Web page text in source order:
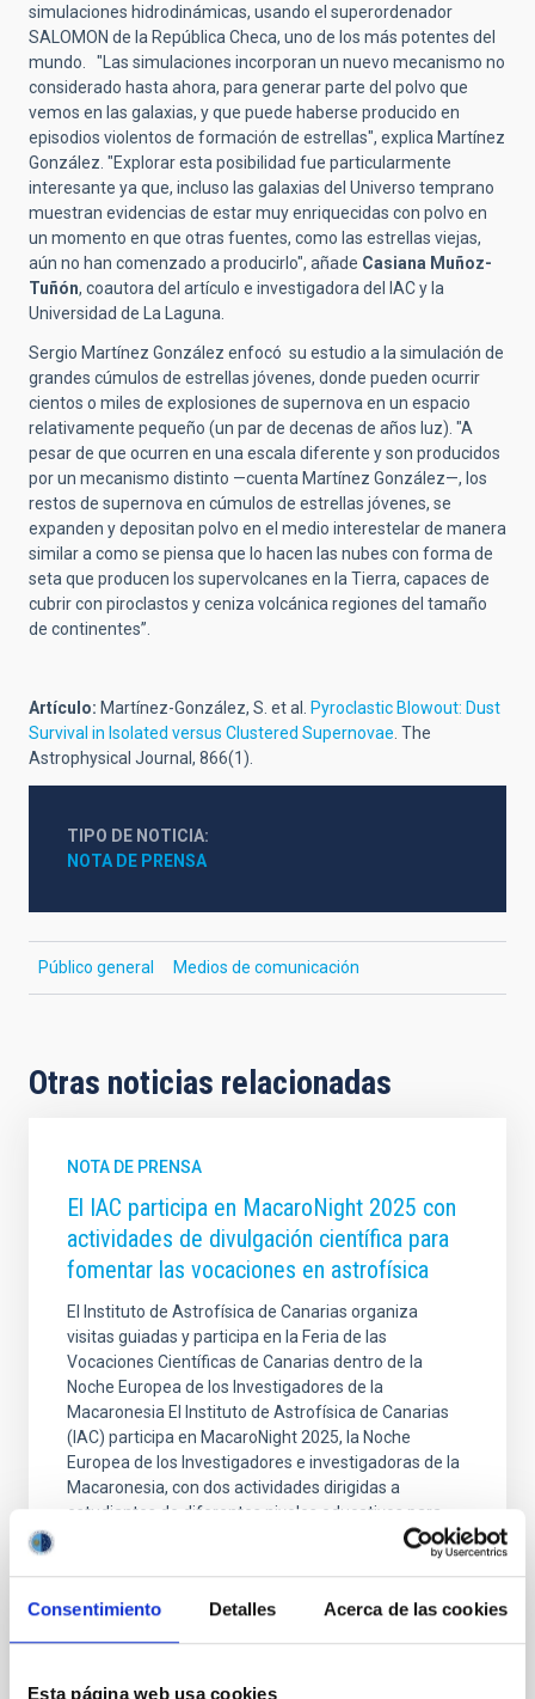
Consentimiento Detalles Acerca de las cookies
Esta página web usa cookies
simulaciones hidrodinámicas, usando el superordenador
SALOMON de la República Checa, uno de los más potentes del
mundo. "Las simulaciones incorporan un nuevo mecanismo no
considerado hasta ahora, para generar parte del polvo que
vemos en las galaxias, y que puede haberse producido en
episodios violentos de formación de estrellas", explica Martínez
González. "Explorar esta posibilidad fue particularmente
interesante ya que, incluso las galaxias del Universo temprano
muestran evidencias de estar muy enriquecidas con polvo en
un momento en que otras fuentes, como las estrellas viejas,
aún no han comenzado a producirlo", añade Casiana Muñoz-
Tuñón, coautora del artículo e investigadora del IAC y la
Universidad de La Laguna.
Sergio Martínez González enfocó su estudio a la simulación de
grandes cúmulos de estrellas jóvenes, donde pueden ocurrir
cientos o miles de explosiones de supernova en un espacio
relativamente pequeño (un par de decenas de años luz). "A
pesar de que ocurren en una escala diferente y son producidos
por un mecanismo distinto —cuenta Martínez González—, los
restos de supernova en cúmulos de estrellas jóvenes, se
expanden y depositan polvo en el medio interestelar de manera
similar a como se piensa que lo hacen las nubes con forma de
seta que producen los supervolcanes en la Tierra, capaces de
cubrir con piroclastos y ceniza volcánica regiones del tamaño
de continentes”.
Artículo: Martínez-González, S. et al.
Pyroclastic Blowout: Dust
Survival in Isolated versus Clustered Supernovae . The
Astrophysical Journal, 866(1).
TIPO DE NOTICIA
NOTA DE PRENSA
Público general Medios de comunicación
Otras noticias relacionadas
NOTA DE PRENSA
El IAC participa en MacaroNight 2025 con
actividades de divulgación científica para
fomentar las vocaciones en astrofísica
El Instituto de Astrofísica de Canarias organiza
visitas guiadas y participa en la Feria de las
Vocaciones Científicas de Canarias dentro de la
Noche Europea de los Investigadores de la
Macaronesia El Instituto de Astrofísica de Canarias
(IAC) participa en MacaroNight 2025, la Noche
Europea de los Investigadores e investigadoras de la
Macaronesia, con dos actividades dirigidas a
estudiantes de diferentes niveles educativos para
acercar la astrofísica y fomentar las vocaciones
científicas entre la juventud canaria. Visitas guiadas a
septiembre, el